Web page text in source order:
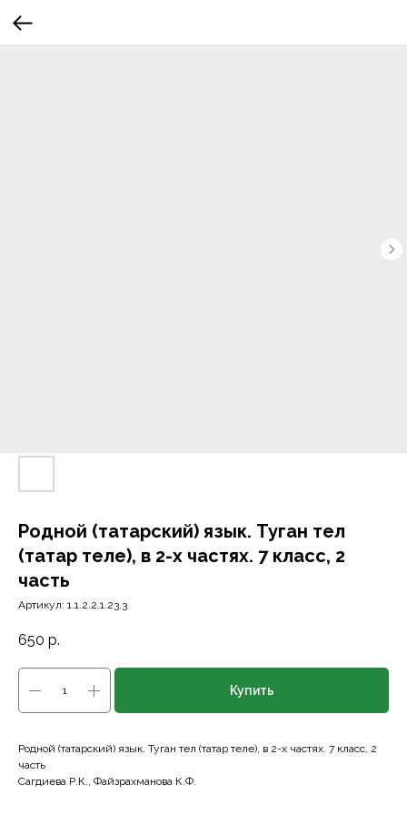
Родной (татарский) язык. Туган тел
(татар теле), в 2-х частях. 7 класс, 2
часть
Артикул: 1.1.2.2.1.23.3
650 р.
Купить
Родной (татарский) язык. Туган тел (татар теле), в 2-х частях. 7 класс, 2
часть
Сагдиева Р.К., Файзрахманова К.Ф.